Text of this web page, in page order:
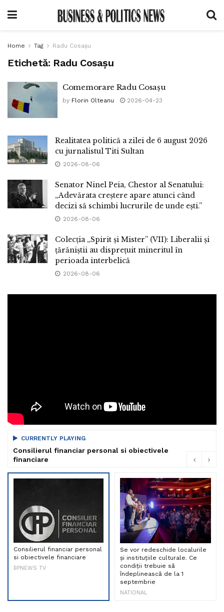
Home Tag Radu Cosașu
Etichetă: Radu Cosașu
Comemorare Radu Cosașu
by Florin Olteanu 2026-04-23
Realitatea politică a zilei de 6 august 2026
cu jurnalistul Titi Sultan
2026-08-06
Senator Ninel Peia, Chestor al Senatului:
„Adevărata creștere apare atunci când
decizi să schimbi lucrurile de unde ești.”
2026-08-06
Colecția „Spirit și Mister” (VII): Liberalii și
țărăniștii au disprețuit mineritul în
perioada interbelică
2026-08-06
CURRENTLY PLAYING
Consilierul financiar personal si obiectivele
financiare
Consilierul financiar personal
si obiectivele financiare
BPNEWS TV
Se vor redeschide localurile
și instituțiile culturale. Ce
condiții trebuie să
îndeplinească de la 1
septembrie
NATIONAL